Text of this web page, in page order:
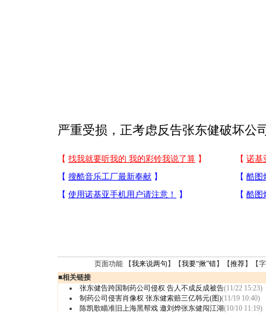
严重受损，正考虑反告张东健破坏公
页面功能 【我来说两句 】【我要“揪”错】【推荐】【
■相关链接
张东健告跨国制药公司侵权 告人不成反成被告(11/22 15:23)
制药公司侵害肖像权 张东健索赔三亿韩元(图)(11/19 10:40)
陈凯歌瞄准旧上海黑帮戏 邀刘烨张东健闯江湖(10/10 11:19)